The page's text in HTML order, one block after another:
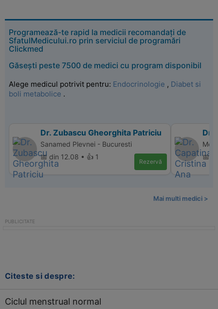
Programează-te rapid la medicii recomandați de
SfatulMedicului.ro prin serviciul de programări
Clickmed
Găsești peste 7500 de medici cu program disponibil
Alege medicul potrivit pentru: Endocrinologie , Diabet si
boli metabolice .
Dr. Zubascu Gheorghita Patriciu
Sanamed Plevnei - Bucuresti
📅 din 12.08 • 👍 1
Rezervă
Dr.
📅
Mai multi medici >
Citeste si despre:
Ciclul menstrual normal